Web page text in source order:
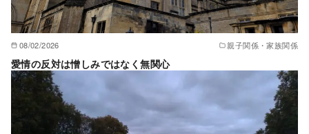
08/02/2026 親子関係・家族関係
愛情の反対は憎しみではなく無関心